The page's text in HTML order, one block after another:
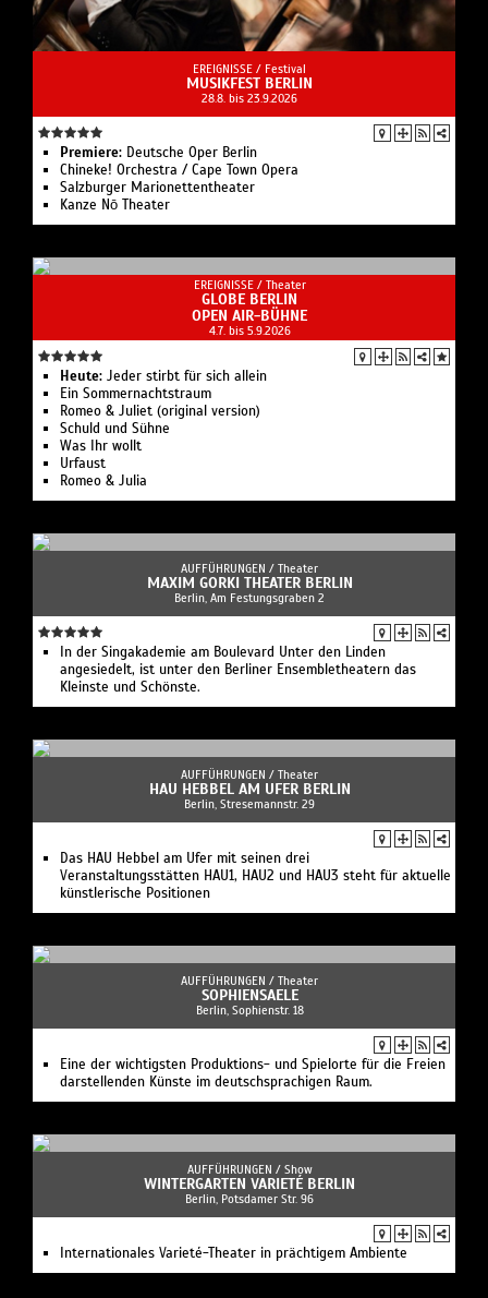
EREIGNISSE / Festival
MUSIKFEST BERLIN
28.8. bis 23.9.2026
Premiere: Deutsche Oper Berlin
Chineke! Orchestra / Cape Town Opera
Salzburger Marionettentheater
Kanze Nō Theater
EREIGNISSE / Theater
GLOBE BERLIN
OPEN AIR-BÜHNE
4.7. bis 5.9.2026
Heute: Jeder stirbt für sich allein
Ein Sommernachtstraum
Romeo & Juliet (original version)
Schuld und Sühne
Was Ihr wollt
Urfaust
Romeo & Julia
AUFFÜHRUNGEN / Theater
MAXIM GORKI THEATER BERLIN
Berlin, Am Festungsgraben 2
In der Singakademie am Boulevard Unter den Linden
angesiedelt, ist unter den Berliner Ensembletheatern das
Kleinste und Schönste.
AUFFÜHRUNGEN / Theater
HAU HEBBEL AM UFER BERLIN
Berlin, Stresemannstr. 29
Das HAU Hebbel am Ufer mit seinen drei
Veranstaltungsstätten HAU1, HAU2 und HAU3 steht für aktuelle
künstlerische Positionen
AUFFÜHRUNGEN / Theater
SOPHIENSAELE
Berlin, Sophienstr. 18
Eine der wichtigsten Produktions- und Spielorte für die Freien
darstellenden Künste im deutschsprachigen Raum.
AUFFÜHRUNGEN / Show
WINTERGARTEN VARIETÉ BERLIN
Berlin, Potsdamer Str. 96
Internationales Varieté-Theater in prächtigem Ambiente